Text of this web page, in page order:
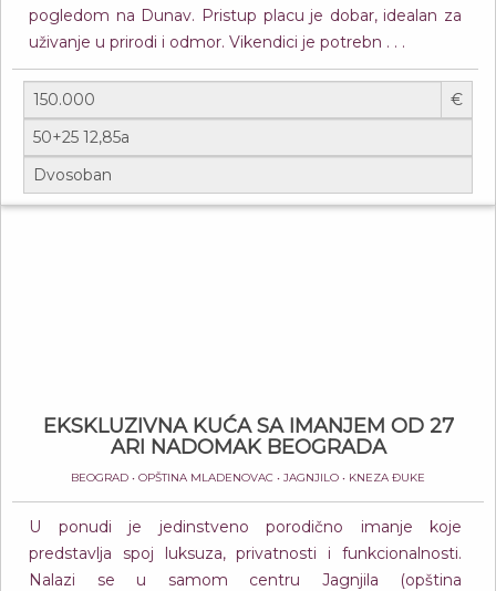
pogledom na Dunav. Pristup placu je dobar, idealan za
uživanje u prirodi i odmor. Vikendici je potrebn . . .
€
EKSKLUZIVNA KUĆA SA IMANJEM OD 27
ARI NADOMAK BEOGRADA
BEOGRAD • OPŠTINA MLADENOVAC • JAGNJILO • KNEZA ĐUKE
U ponudi je jedinstveno porodično imanje koje
predstavlja spoj luksuza, privatnosti i funkcionalnosti.
Nalazi se u samom centru Jagnjila (opština